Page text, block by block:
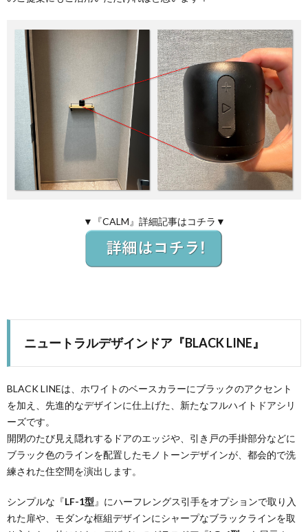
▼『CALM』詳細記事はコチラ▼
ニュートラルデザインドア『BLACK LINE』
BLACK LINEは、ホワイトのベースカラーにブラックのアクセント
を加え、先進的なデザインに仕上げた、新たなフルハイトドアシリ
ーズです。
開閉のたび見え隠れするドアのエッジや、引き戸の手掛部分などに
ブラック色のラインを配置したモノトーンデザインが、都会的で洗
練された住空間を演出します。
シンプルな『LF-1型 』にハーフレングス引手をオプションで取り入
れた扉や、モダンな框組デザインにシャープなブラックラインを取